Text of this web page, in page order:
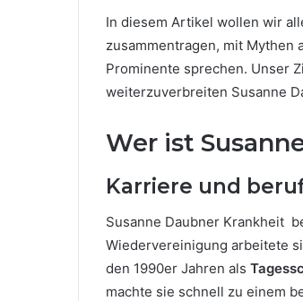
In diesem Artikel wollen wir
zusammentragen, mit Mythen
Prominente sprechen. Unser
weiterzuverbreiten Susanne
Wer ist
Karriere und
Susanne Daubner Krankheit
Wiedervereinigung arbeitete
den 1990er Jahren als
machte sie schnell zu einem